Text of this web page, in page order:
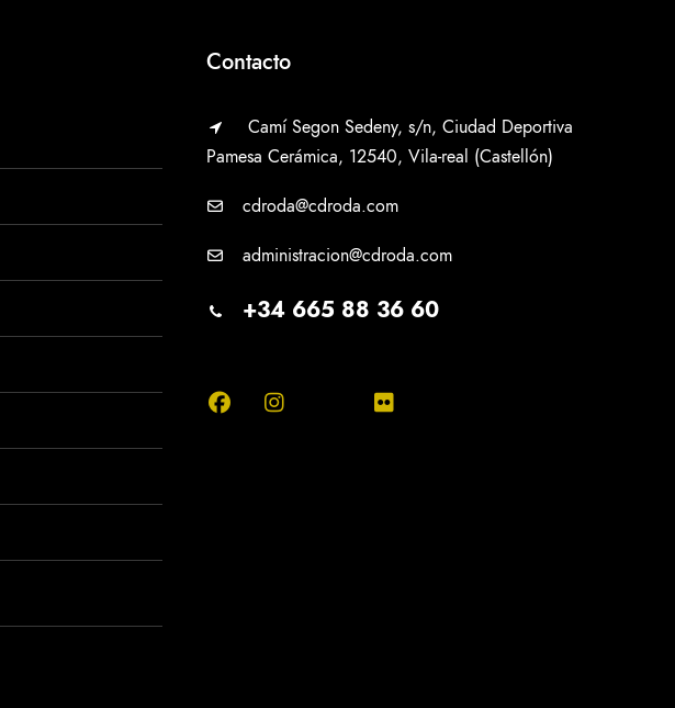
Contacto
Camí Segon Sedeny, s/n, Ciudad Deportiva
Pamesa Cerámica, 12540, Vila-real (Castellón)
cdroda@cdroda.com
administracion@cdroda.com
+34 665 88 36 60